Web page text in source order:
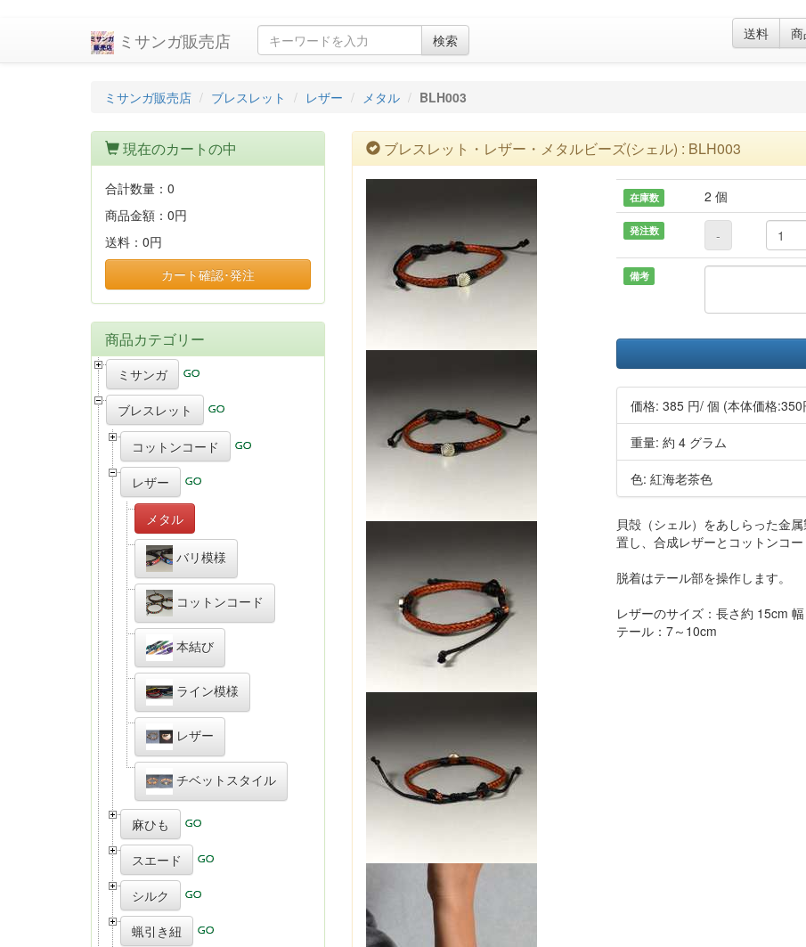
ミサンガ販売店 検索 送料 商
ミサンガ販売店 ブレスレット レザー メタル BLH003
ブレスレット・レザー・メタルビーズ(シェル) : BLH003
在庫数 2 個
発注数 -
備考
価格:385 円/ 個 (本体価格
重量: 約 4 グラム
色: 紅海老茶色
貝殻（シェル）をあしらった金
置し、合成レザーとコットンコ
脱着はテール部を操作します。
レザーのサイズ：長さ約 15cm
テール：7～10cm
現在のカートの中
合計数量： 0
商品金額： 0円
送料： 0円
カート確認･発注
商品カテゴリー
ミサンガ
ブレスレット
コットンコード
レザー
メタル
バリ模様
コットンコード
本結び
ライン模様
レザー
チベットスタイル
麻ひも
スエード
シルク
蝋引き紐